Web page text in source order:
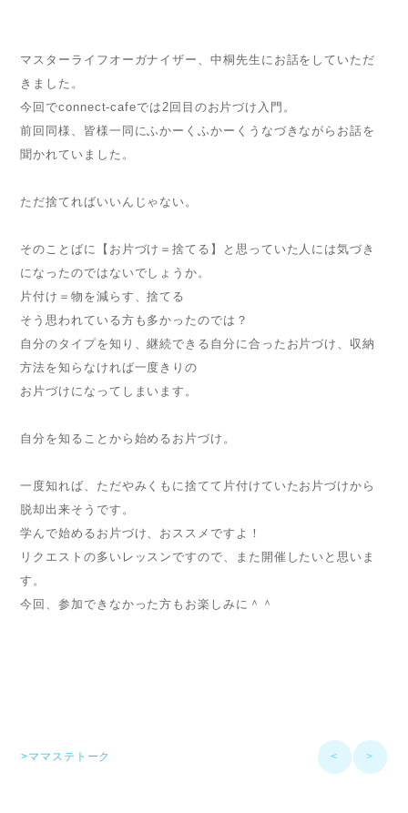
マスターライフオーガナイザー、中桐先生にお話をしていただ
きました。
今回でconnect-cafeでは2回目のお片づけ入門。
前回同様、皆様一同にふかーくふかーくうなづきながらお話を
聞かれていました。
ただ捨てればいいんじゃない。
そのことばに【お片づけ＝捨てる】と思っていた人には気づき
になったのではないでしょうか。
片付け＝物を減らす、捨てる
そう思われている方も多かったのでは？
自分のタイプを知り、継続できる自分に合ったお片づけ、収納
方法を知らなければ一度きりの
お片づけになってしまいます。
自分を知ることから始めるお片づけ。
一度知れば、ただやみくもに捨てて片付けていたお片づけから
脱却出来そうです。
学んで始めるお片づけ、おススメですよ！
リクエストの多いレッスンですので、また開催したいと思いま
す。
今回、参加できなかった方もお楽しみに＾＾
>ママステトーク < >